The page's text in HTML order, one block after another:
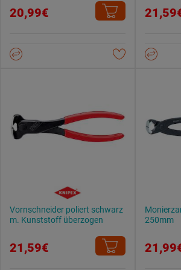
20,99€
Vornschneider poliert schwarz
m. Kunststoff überzogen
21,59€
250mm